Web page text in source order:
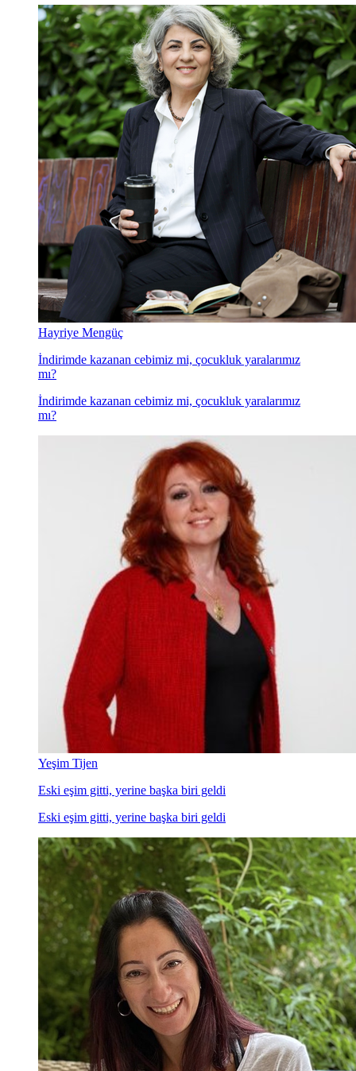
Hayriye Mengüç
İndirimde kazanan cebimiz mi, çocukluk yaralarımız
mı?
İndirimde kazanan cebimiz mi, çocukluk yaralarımız
mı?
Yeşim Tijen
Eski eşim gitti, yerine başka biri geldi
Eski eşim gitti, yerine başka biri geldi